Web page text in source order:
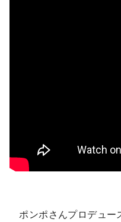
ポンポさんプロデュー